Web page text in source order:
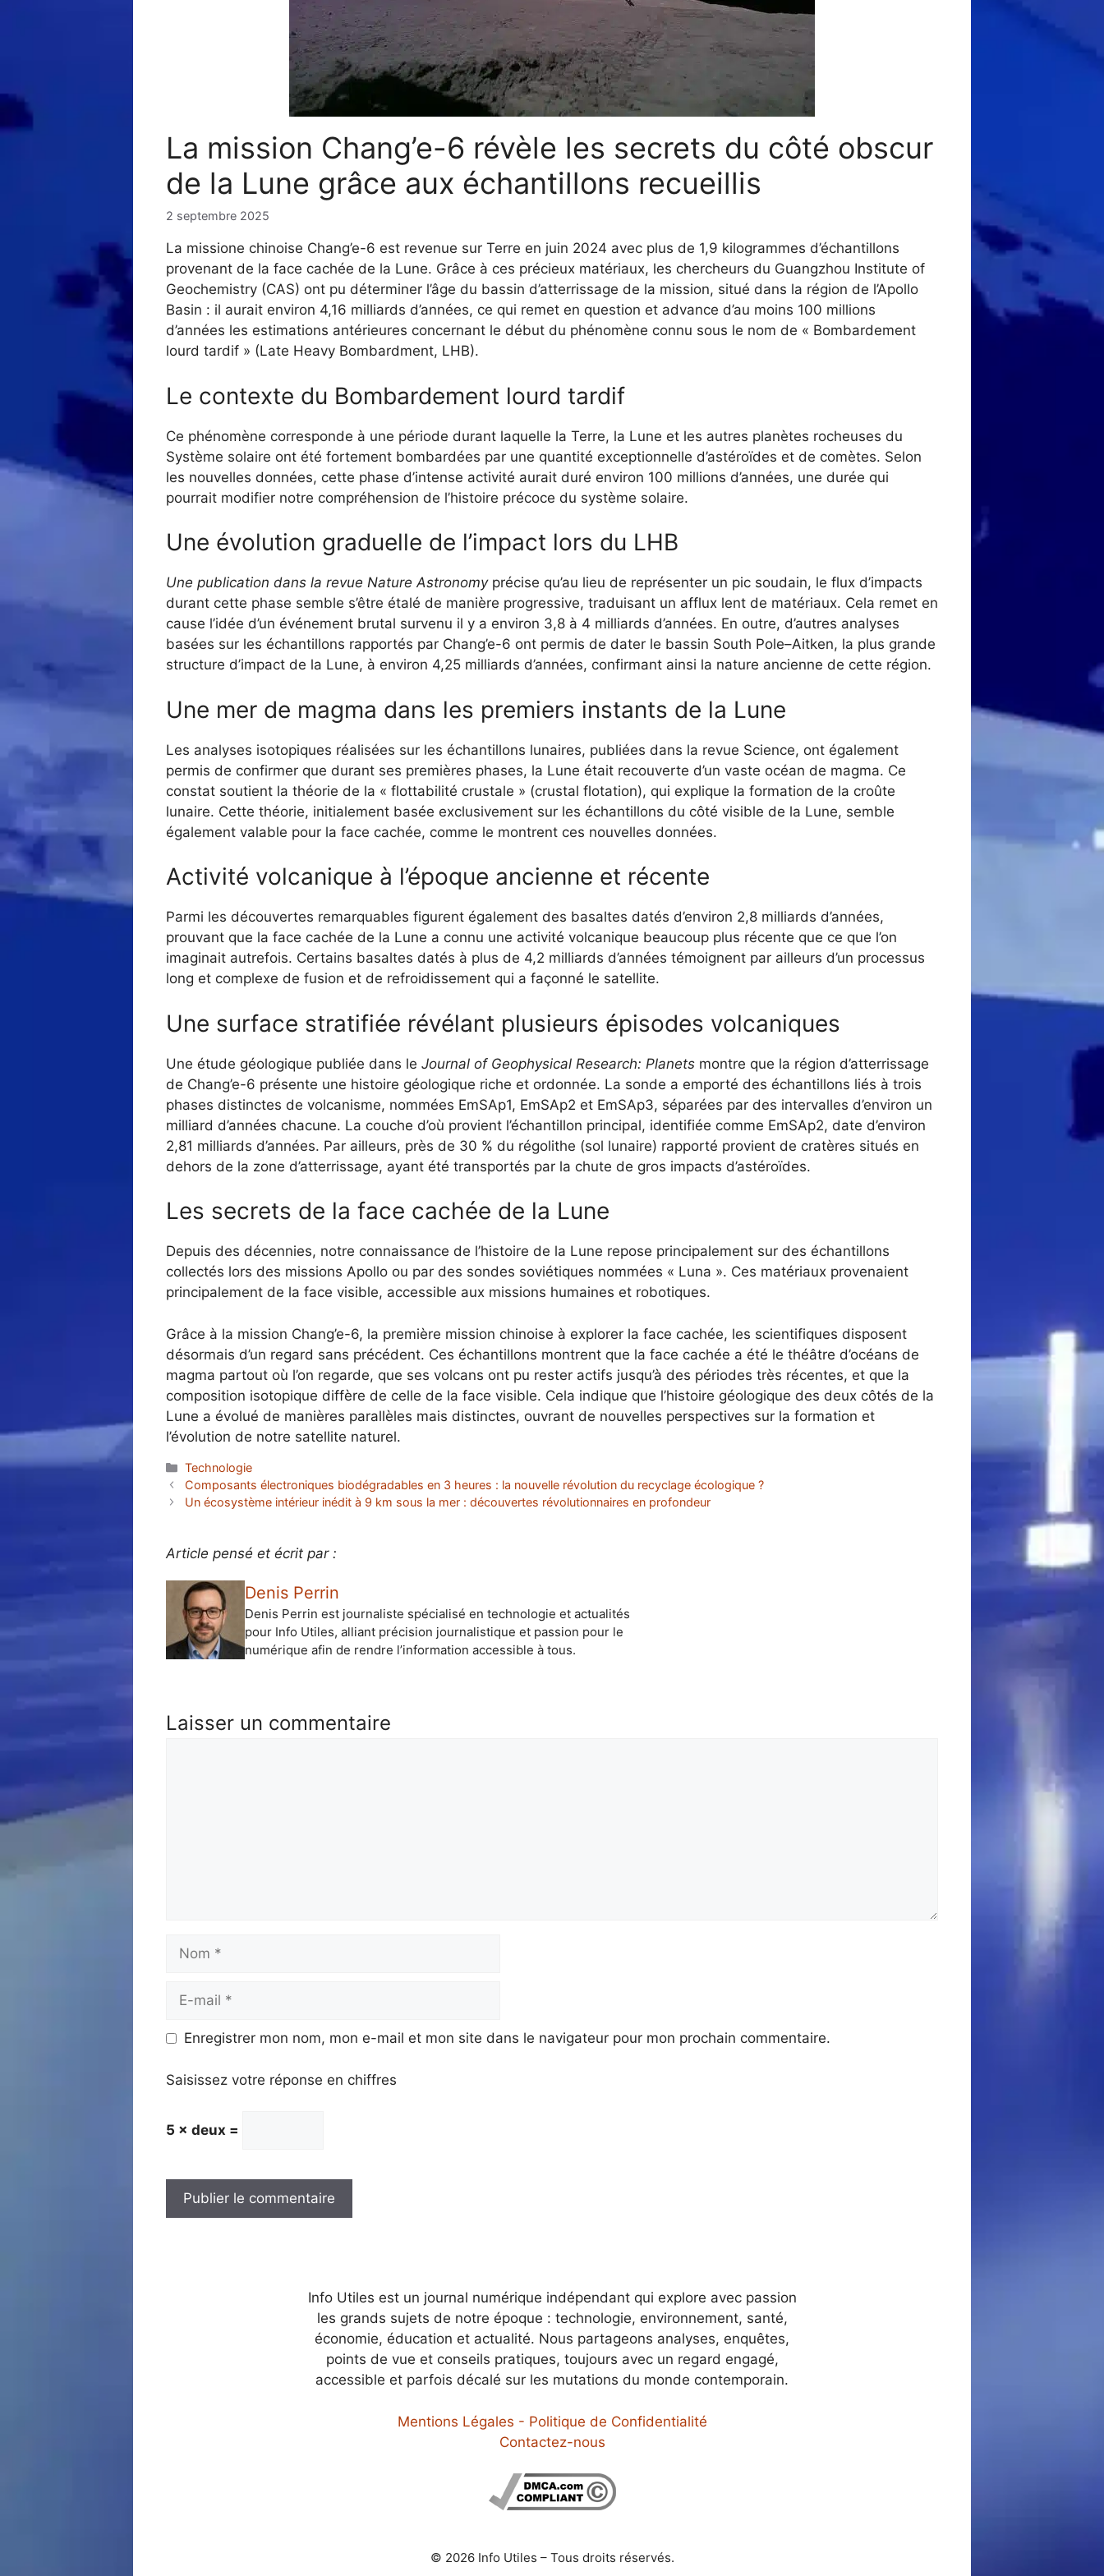
La mission Chang’e-6 révèle les secrets du côté obscur
de la Lune grâce aux échantillons recueillis
2 septembre 2025
La missione chinoise Chang’e-6 est revenue sur Terre en juin 2024 avec plus de 1,9 kilogrammes d’échantillons
provenant de la face cachée de la Lune. Grâce à ces précieux matériaux, les chercheurs du Guangzhou Institute of
Geochemistry (CAS) ont pu déterminer l’âge du bassin d’atterrissage de la mission, situé dans la région de l’Apollo
Basin : il aurait environ 4,16 milliards d’années, ce qui remet en question et advance d’au moins 100 millions
d’années les estimations antérieures concernant le début du phénomène connu sous le nom de « Bombardement
lourd tardif » (Late Heavy Bombardment, LHB).
Le contexte du Bombardement lourd tardif
Ce phénomène corresponde à une période durant laquelle la Terre, la Lune et les autres planètes rocheuses du
Système solaire ont été fortement bombardées par une quantité exceptionnelle d’astéroïdes et de comètes. Selon
les nouvelles données, cette phase d’intense activité aurait duré environ 100 millions d’années, une durée qui
pourrait modifier notre compréhension de l’histoire précoce du système solaire.
Une évolution graduelle de l’impact lors du LHB
Une publication dans la revue Nature Astronomyprécise qu’au lieu de représenter un pic soudain, le flux d’impacts
durant cette phase semble s’être étalé de manière progressive, traduisant un afflux lent de matériaux. Cela remet en
cause l’idée d’un événement brutal survenu il y a environ 3,8 à 4 milliards d’années. En outre, d’autres analyses
basées sur les échantillons rapportés par Chang’e-6 ont permis de dater le bassin South Pole–Aitken, la plus grande
structure d’impact de la Lune, à environ 4,25 milliards d’années, confirmant ainsi la nature ancienne de cette région.
Une mer de magma dans les premiers instants de la Lune
Les analyses isotopiques réalisées sur les échantillons lunaires, publiées dans la revue Science, ont également
permis de confirmer que durant ses premières phases, la Lune était recouverte d’un vaste océan de magma. Ce
constat soutient la théorie de la « flottabilité crustale » (crustal flotation), qui explique la formation de la croûte
lunaire. Cette théorie, initialement basée exclusivement sur les échantillons du côté visible de la Lune, semble
également valable pour la face cachée, comme le montrent ces nouvelles données.
Activité volcanique à l’époque ancienne et récente
Parmi les découvertes remarquables figurent également des basaltes datés d’environ 2,8 milliards d’années,
prouvant que la face cachée de la Lune a connu une activité volcanique beaucoup plus récente que ce que l’on
imaginait autrefois. Certains basaltes datés à plus de 4,2 milliards d’années témoignent par ailleurs d’un processus
long et complexe de fusion et de refroidissement qui a façonné le satellite.
Une surface stratifiée révélant plusieurs épisodes volcaniques
Une étude géologique publiée dans le Journal of Geophysical Research: Planets montre que la région d’atterrissage
de Chang’e-6 présente une histoire géologique riche et ordonnée. La sonde a emporté des échantillons liés à trois
phases distinctes de volcanisme, nommées EmSAp1, EmSAp2 et EmSAp3, séparées par des intervalles d’environ un
milliard d’années chacune. La couche d’où provient l’échantillon principal, identifiée comme EmSAp2, date d’environ
2,81 milliards d’années. Par ailleurs, près de 30 % du régolithe (sol lunaire) rapporté provient de cratères situés en
dehors de la zone d’atterrissage, ayant été transportés par la chute de gros impacts d’astéroïdes.
Les secrets de la face cachée de la Lune
Depuis des décennies, notre connaissance de l’histoire de la Lune repose principalement sur des échantillons
collectés lors des missions Apollo ou par des sondes soviétiques nommées « Luna ». Ces matériaux provenaient
principalement de la face visible, accessible aux missions humaines et robotiques.
Grâce à la mission Chang’e-6, la première mission chinoise à explorer la face cachée, les scientifiques disposent
désormais d’un regard sans précédent. Ces échantillons montrent que la face cachée a été le théâtre d’océans de
magma partout où l’on regarde, que ses volcans ont pu rester actifs jusqu’à des périodes très récentes, et que la
composition isotopique diffère de celle de la face visible. Cela indique que l’histoire géologique des deux côtés de la
Lune a évolué de manières parallèles mais distinctes, ouvrant de nouvelles perspectives sur la formation et
l’évolution de notre satellite naturel.
Catégories
Technologie
Composants électroniques biodégradables en 3 heures : la nouvelle révolution du recyclage écologique ?
Un écosystème intérieur inédit à 9 km sous la mer : découvertes révolutionnaires en profondeur
Article pensé et écrit par :
Denis Perrin
Denis Perrin est journaliste spécialisé en technologie et actualités
pour Info Utiles, alliant précision journalistique et passion pour le
numérique afin de rendre l’information accessible à tous.
Laisser un commentaire
Nom
Enregistrer mon nom, mon e-mail et mon site dans le navigateur pour mon prochain commentaire.
Saisissez votre réponse en chiffres
5 × deux =
Info Utiles est un journal numérique indépendant qui explore avec passion
les grands sujets de notre époque : technologie, environnement, santé,
économie, éducation et actualité. Nous partageons analyses, enquêtes,
points de vue et conseils pratiques, toujours avec un regard engagé,
accessible et parfois décalé sur les mutations du monde contemporain.
Mentions Légales - Politique de Confidentialité
Contactez-nous
© 2026 Info Utiles – Tous droits réservés.